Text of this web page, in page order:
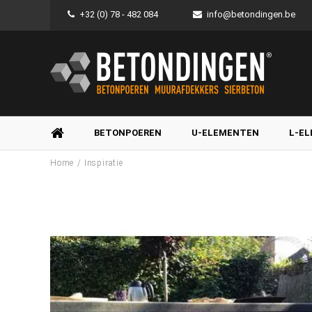
+32 (0) 78 - 482 084 info@betondingen.be
BETONPOEREN U-ELEMENTEN L-
Home / Inspiratie